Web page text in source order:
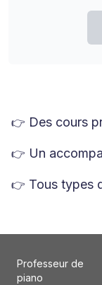
👉 Des cours
👉 Un
👉 Tous types
Professeur de
piano